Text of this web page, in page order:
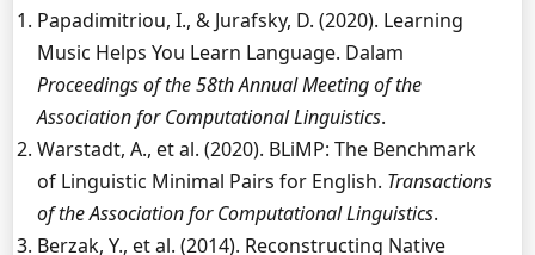
Papadimitriou, I., & Jurafsky, D. (2020). Learning
Music Helps You Learn Language. Dalam
Proceedings of the 58th Annual Meeting of the
Association for Computational Linguistics.
Warstadt, A., et al. (2020). BLiMP: The Benchmark
of Linguistic Minimal Pairs for English. Transactions
of the Association for Computational Linguistics.
Berzak, Y., et al. (2014). Reconstructing Native